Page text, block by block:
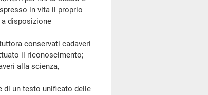
in vita il proprio
disposizione
conservati cadaveri
il riconoscimento;
alla scienza,
un testo unificato delle